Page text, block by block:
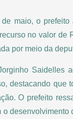
maio, o
no valor
por meio da
Saidelles
destacando
O prefeito